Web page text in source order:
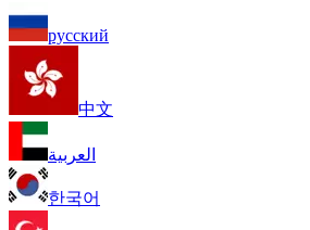
русский
中文
العربية
한국어